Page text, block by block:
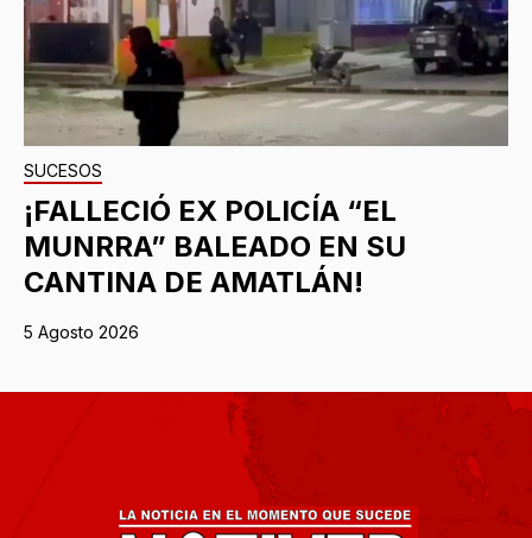
SUCESOS
¡FALLECIÓ EX POLICÍA “EL
MUNRRA” BALEADO EN SU
CANTINA DE AMATLÁN!
5 Agosto 2026